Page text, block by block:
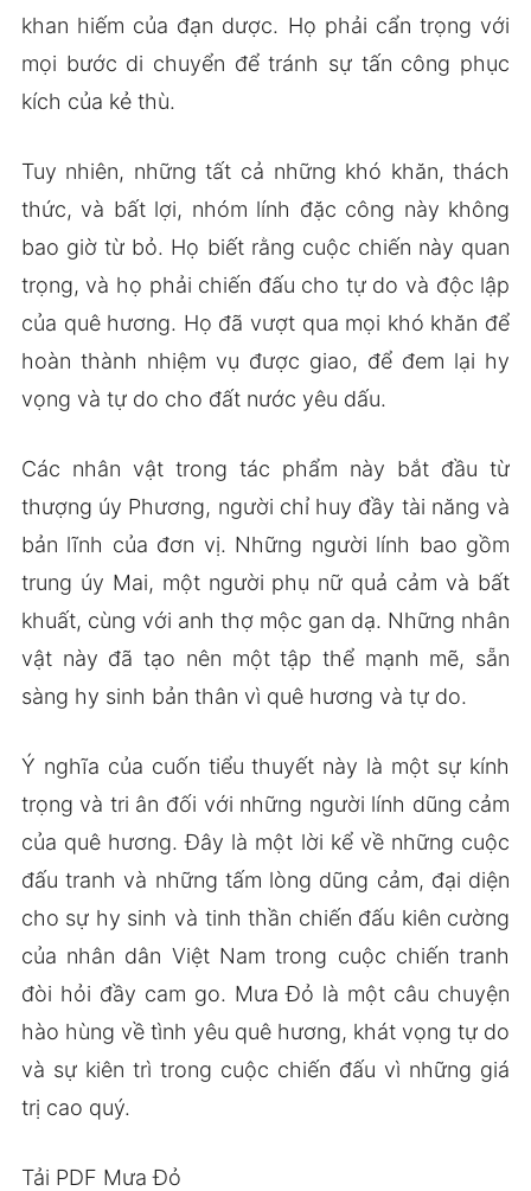
khan hiếm của đạn dược. Họ phải cẩn trọng với
mọi bước di chuyển để tránh sự tấn công phục
kích của kẻ thù.
Tuy nhiên, những tất cả những khó khăn, thách
thức, và bất lợi, nhóm lính đặc công này không
bao giờ từ bỏ. Họ biết rằng cuộc chiến này quan
trọng, và họ phải chiến đấu cho tự do và độc lập
của quê hương. Họ đã vượt qua mọi khó khăn để
hoàn thành nhiệm vụ được giao, để đem lại hy
vọng và tự do cho đất nước yêu dấu.
Các nhân vật trong tác phẩm này bắt đầu từ
thượng úy Phương, người chỉ huy đầy tài năng và
bản lĩnh của đơn vị. Những người lính bao gồm
trung úy Mai, một người phụ nữ quả cảm và bất
khuất, cùng với anh thợ mộc gan dạ. Những nhân
vật này đã tạo nên một tập thể mạnh mẽ, sẵn
sàng hy sinh bản thân vì quê hương và tự do.
Ý nghĩa của cuốn tiểu thuyết này là một sự kính
trọng và tri ân đối với những người lính dũng cảm
của quê hương. Đây là một lời kể về những cuộc
đấu tranh và những tấm lòng dũng cảm, đại diện
cho sự hy sinh và tinh thần chiến đấu kiên cường
của nhân dân Việt Nam trong cuộc chiến tranh
đòi hỏi đầy cam go. Mưa Đỏ là một câu chuyện
hào hùng về tình yêu quê hương, khát vọng tự do
và sự kiên trì trong cuộc chiến đấu vì những giá
trị cao quý.
Tải PDF Mưa Đỏ